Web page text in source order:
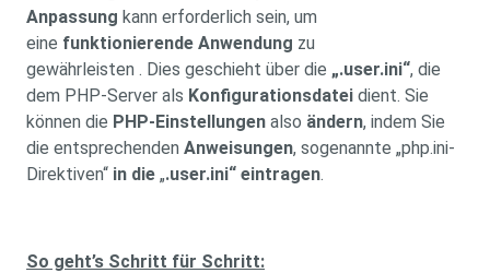
Anpassung kann erforderlich sein, um
eine funktionierende Anwendung zu
gewährleisten . Dies geschieht über die „.user.ini“, die
dem PHP-Server als Konfigurationsdatei dient. Sie
können die PHP-Einstellungen also ändern, indem Sie
die entsprechenden Anweisungen, sogenannte „php.ini-
Direktiven“ in die „.user.ini“ eintragen.
So geht’s Schritt für Schritt: